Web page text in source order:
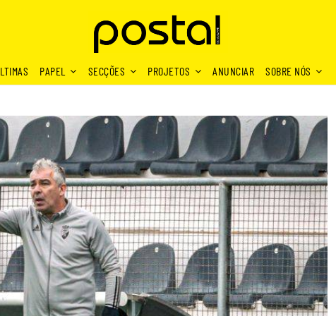
PAPEL SECÇÕES PROJETOS ANUNCIAR SOBRE NÓS